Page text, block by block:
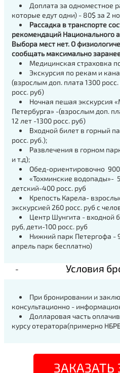
Доплата за одноместное
которые едут одни) - 80$ за 2
Рассадка в транспорте
рекомендаций Национального
Выбора мест нет. О
сообщать максимально
Медицинская страховка
Экскурсия по рекам и
(взрослым доп. плата 1300
росс. руб)
Ночная пешая экскурсия
Петербурга» -(взрослым доп.
12 лет -1300 росс. руб)
Входной билет в горный
росс. руб.);
Развлечения в горном
и т.д);
Обед-ориентировочно 900
«Тохминские водопады»-
детский-400 росс. руб
Крепость Карела-
экскурсией 260 росс. руб с
Центр Шунгита - входной
руб, дети-100 росс. руб
Нижний парк Петергофа -
апрель парк бесплатно)
Условия
При бронировании и
консультационно -
Долларовая часть
курсу отератора(примерно
ЗАКАЗАТЬ